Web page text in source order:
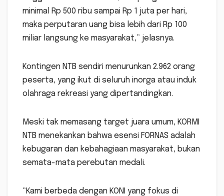
minimal Rp 500 ribu sampai Rp 1 juta per hari,
maka perputaran uang bisa lebih dari Rp 100
miliar langsung ke masyarakat,” jelasnya.
Kontingen NTB sendiri menurunkan 2.962 orang
peserta, yang ikut di seluruh inorga atau induk
olahraga rekreasi yang dipertandingkan.
Meski tak memasang target juara umum, KORMI
NTB menekankan bahwa esensi FORNAS adalah
kebugaran dan kebahagiaan masyarakat, bukan
semata-mata perebutan medali.
“Kami berbeda dengan KONI yang fokus di